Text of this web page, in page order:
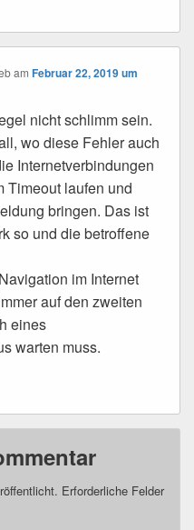
amFebruar 22, 2019 um
nicht schlimm sein.
wo diese Fehler auch
Internetverbindungen
Timeout laufen und
bringen. Das ist
so und die betroffene
im Internet
auf den zweiten
eines
warten muss.
Erforderliche Felder